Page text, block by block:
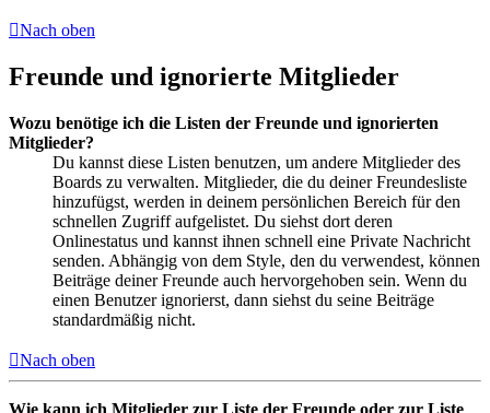
Nach oben
Freunde und ignorierte Mitglieder
Wozu benötige ich die Listen der Freunde und ignorierten
Mitglieder?
Du kannst diese Listen benutzen, um andere Mitglieder des
Boards zu verwalten. Mitglieder, die du deiner Freundesliste
hinzufügst, werden in deinem persönlichen Bereich für den
schnellen Zugriff aufgelistet. Du siehst dort deren
Onlinestatus und kannst ihnen schnell eine Private Nachricht
senden. Abhängig von dem Style, den du verwendest, können
Beiträge deiner Freunde auch hervorgehoben sein. Wenn du
einen Benutzer ignorierst, dann siehst du seine Beiträge
standardmäßig nicht.
Nach oben